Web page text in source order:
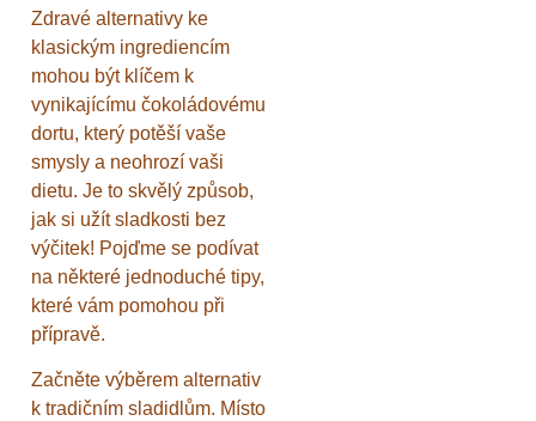
Zdravé alternativy ke
klasickým ingrediencím
mohou být klíčem k
vynikajícímu čokoládovému
dortu, který potěší vaše
smysly a neohrozí vaši
dietu. Je to skvělý způsob,
jak si užít sladkosti bez
výčitek! Pojďme se podívat
na některé jednoduché tipy,
které vám pomohou při
přípravě.
Začněte výběrem alternativ
k tradičním sladidlům. Místo